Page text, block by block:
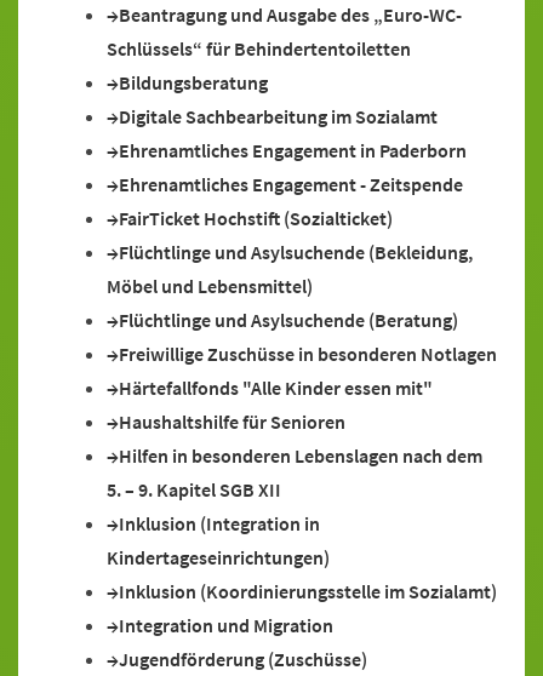
Beantragung und Ausgabe des „Euro-WC-
Schlüssels“ für Behindertentoiletten
Bildungsberatung
Digitale Sachbearbeitung im Sozialamt
Ehrenamtliches Engagement in Paderborn
Ehrenamtliches Engagement - Zeitspende
FairTicket Hochstift (Sozialticket)
Flüchtlinge und Asylsuchende (Bekleidung,
Möbel und Lebensmittel)
Flüchtlinge und Asylsuchende (Beratung)
Freiwillige Zuschüsse in besonderen Notlagen
Härtefallfonds "Alle Kinder essen mit"
Haushaltshilfe für Senioren
Hilfen in besonderen Lebenslagen nach dem
5. – 9. Kapitel SGB XII
Inklusion (Integration in
Kindertageseinrichtungen)
Inklusion (Koordinierungsstelle im Sozialamt)
Integration und Migration
Jugendförderung (Zuschüsse)